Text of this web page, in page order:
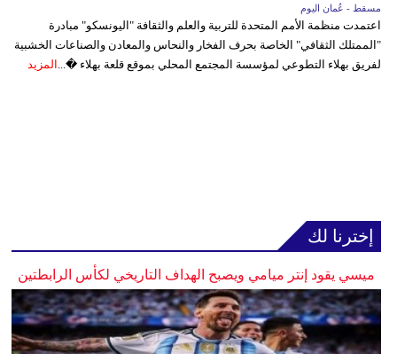
مسقط - عُمان اليوم
اعتمدت منظمة الأمم المتحدة للتربية والعلم والثقافة "اليونسكو" مبادرة
"الممتلك الثقافي" الخاصة بحرف الفخار والنحاس والمعادن والصناعات الخشبية
لفريق بهلاء التطوعي لمؤسسة المجتمع المحلي بموقع قلعة بهلاء �... المزيد
إخترنا لك
ميسي يقود إنتر ميامي ويصبح الهداف التاريخي لكأس الرابطتين